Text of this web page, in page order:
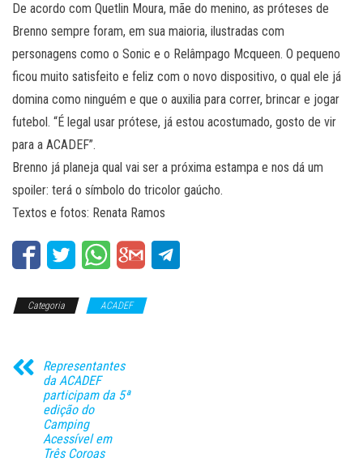
De acordo com Quetlin Moura, mãe do menino, as próteses de
Brenno sempre foram, em sua maioria, ilustradas com
personagens como o Sonic e o Relâmpago Mcqueen. O pequeno
ficou muito satisfeito e feliz com o novo dispositivo, o qual ele já
domina como ninguém e que o auxilia para correr, brincar e jogar
futebol. “É legal usar prótese, já estou acostumado, gosto de vir
para a ACADEF”.
Brenno já planeja qual vai ser a próxima estampa e nos dá um
spoiler: terá o símbolo do tricolor gaúcho.
Textos e fotos: Renata Ramos
Categoria ACADEF
Representantes
da ACADEF
participam da 5ª
edição do
Camping
Acessível em
Três Coroas